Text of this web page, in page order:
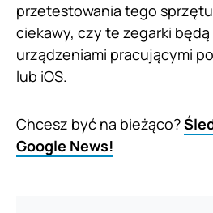
przetestowania tego
ciekawy, czy te zegarki
urządzeniami pracującymi
lub iOS.
Chcesz być na bieżąco?
Google News!